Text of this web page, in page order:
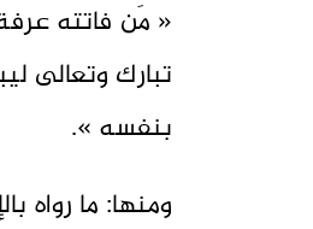
« مَن فاتته
تبارك وتعالى
بنفسه ».
ومنها: ما رواه